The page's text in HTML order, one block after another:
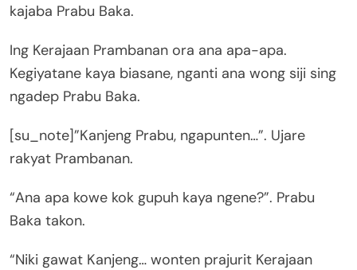
kajaba Prabu Baka.
Ing Kerajaan Prambanan ora ana apa-apa.
Kegiyatane kaya biasane, nganti ana wong siji sing
ngadep Prabu Baka.
[su_note]”Kanjeng Prabu, ngapunten…”. Ujare
rakyat Prambanan.
“Ana apa kowe kok gupuh kaya ngene?”. Prabu
Baka takon.
“Niki gawat Kanjeng… wonten prajurit Kerajaan